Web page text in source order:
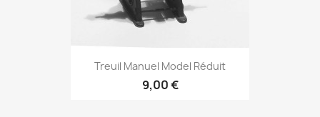
Treuil Manuel Model Réduit
9,00 €